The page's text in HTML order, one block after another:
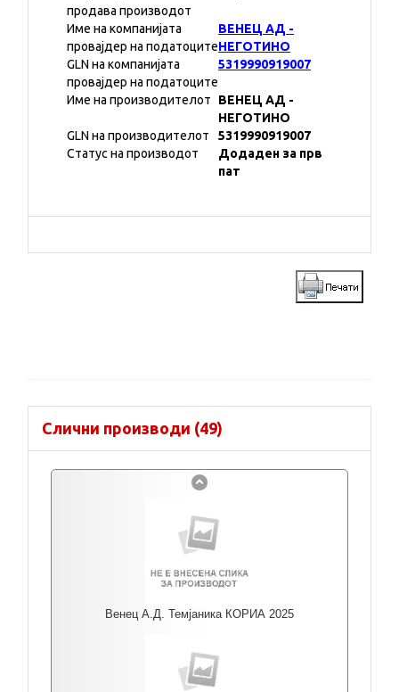
продава производот
Име на компанијата
провајдер на податоците
ВЕНЕЦ АД -
НЕГОТИНО
GLN на компанијата
провајдер на податоците
5319990919007
Име на производителот
ВЕНЕЦ АД -
НЕГОТИНО
GLN на производителот
5319990919007
Статус на производот
Додаден за прв
пат
Слични производи (49)
Венец А.Д. Темјаника КОРИА 2025